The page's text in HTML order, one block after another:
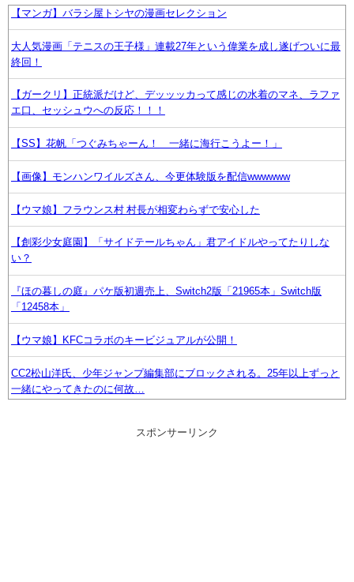
【マンガ】バラシ屋トシヤの漫画セレクション
大人気漫画「テニスの王子様」連載27年という偉業を成し遂げついに最
終回！
【ガークリ】正統派だけど、デッッッカって感じの水着のマネ、ラファ
エ口、セッシュウへの反応！！！
【SS】花帆「つぐみちゃーん！ 一緒に海行こうよー！」
【画像】モンハンワイルズさん、今更体験版を配信wwwwww
【ウマ娘】フラウンス村 村長が相変わらずで安心した
【創彩少女庭園】「サイドテールちゃん」君アイドルやってたりしな
い？
『ほの暮しの庭』パケ版初週売上、Switch2版「21965本」Switch版
「12458本」
【ウマ娘】KFCコラボのキービジュアルが公開！
CC2松山洋氏、少年ジャンプ編集部にブロックされる。25年以上ずっと
一緒にやってきたのに何故…
スポンサーリンク